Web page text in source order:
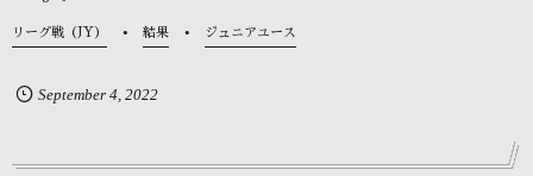
リーグ戦（JY） 結果 ジュニアユース
September 4 2022